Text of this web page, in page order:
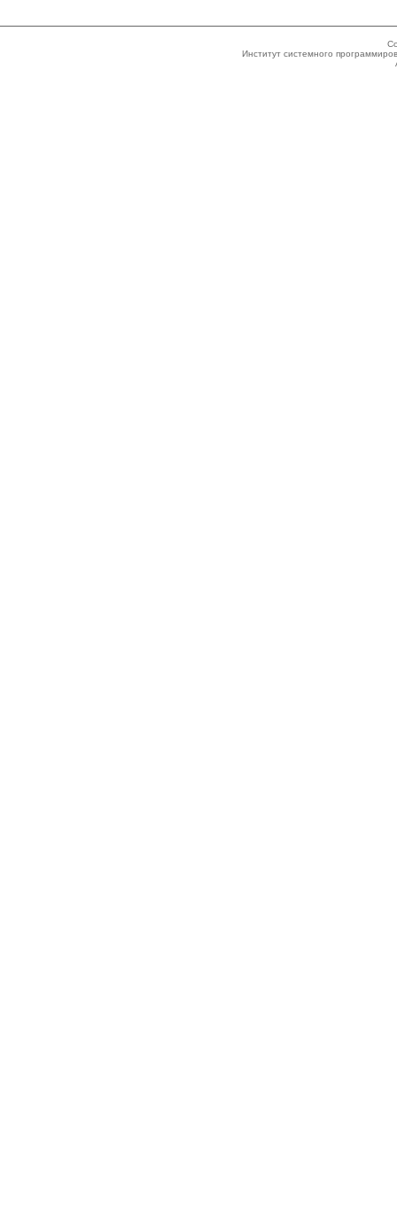
Институт системного